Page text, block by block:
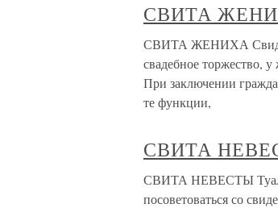
СВИТА
СВИТА ЖЕНИХА
свадебное торжество, у
При заключении
те функции,
СВИТА
СВИТА НЕВЕСТЫ
посоветоваться со